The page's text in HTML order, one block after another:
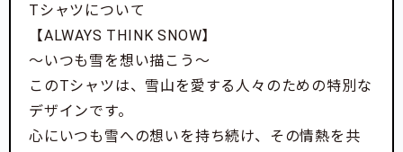
Tシャツについて
【ALWAYS THINK SNOW】
～いつも雪を想い描こう～
このTシャツは、雪山を愛する人々のための特別な
デザインです。
心にいつも雪への想いを持ち続け、その情熱を共